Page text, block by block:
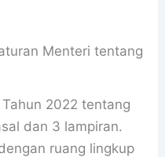
Menteri tentang
2022 tentang
dan 3 lampiran.
ruang lingkup